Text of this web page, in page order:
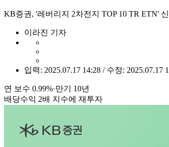
KB증권, '레버리지 2차전지 TOP 10 TR ETN'
이라진 기자
입력: 2025.07.17 14:28 / 수정: 2025.07.17
연 보수 0.99%·만기 10년
배당수익 2배 지수에 재투자